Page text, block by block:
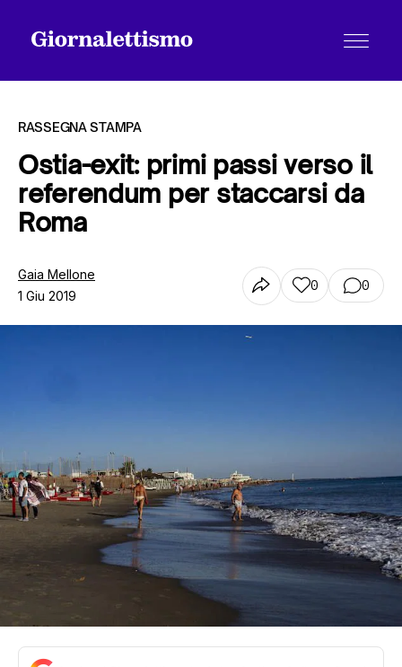
Tutti gli articoli
Chi siamo
RASSEGNA STAMPA
Ostia-exit: primi passi verso il
referendum per staccarsi da
Roma
Gaia Mellone
1 Giu 2019
0 0